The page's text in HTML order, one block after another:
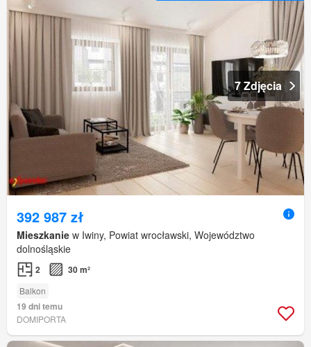
7 Zdjęcia
392 987 zł
Mieszkanie w Iwiny, Powiat wrocławski, Województwo
dolnośląskie
2 30 m²
Balkon
19 dni temu
DOMIPORTA